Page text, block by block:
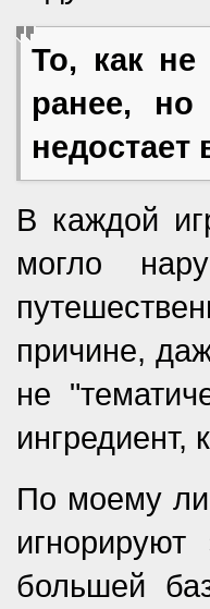
То, как не
ранее,
недостает
В каждой
могло
причине,
не
ингредиент,
По моему
большей